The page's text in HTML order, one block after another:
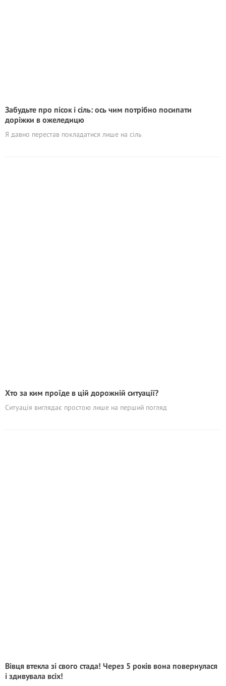
Забудьте про пісок і сіль: ось чим потрібно посипати
доріжки в ожеледицю
Я давно перестав покладатися лише на сіль
Хто за ким проїде в цій дорожній ситуації?
Ситуація виглядає простою лише на перший погляд
Вівця втекла зі свого стада! Через 5 років вона повернулася
і здивувала всіх!